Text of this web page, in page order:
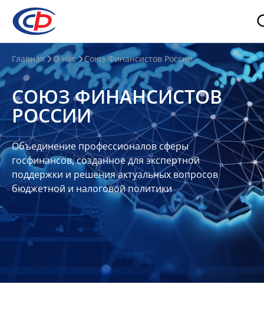
О
нас
О
СФР
Совет
Союза
Участники
Планы
отчеты
Контакты
Главная О нас Союз Финансистов России
СОЮЗ ФИНАНСИСТОВ
РОССИИ
Объединение профессионалов сферы
госфинансов, созданное для экспертной
поддержки и решения актуальных вопросов
бюджетной и налоговой политики